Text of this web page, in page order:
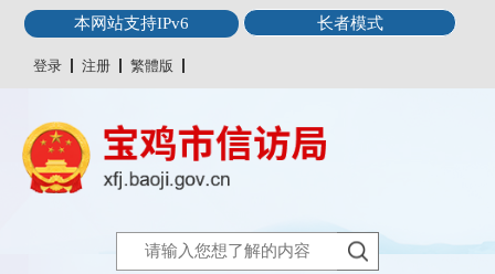
本网站支持IPv6 长者模式
登录 注册 繁體版